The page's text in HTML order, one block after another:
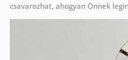
csavarozhat, ahogyan Önnek